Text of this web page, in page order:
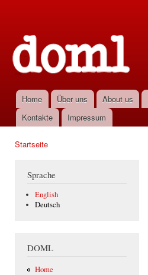
Hauptmenü
Home Über uns About us
Kontakte
Impressum
Startseite
Sprache
English
Deutsch
DOML
Home